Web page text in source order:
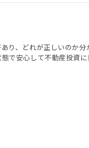
り、どれが正しいのか
で安心して不動産投資に